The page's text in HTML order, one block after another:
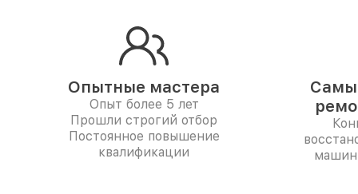
Опытные мастера
Опыт более 5 лет
Прошли строгий отбор
Постоянное повышение
квалификации